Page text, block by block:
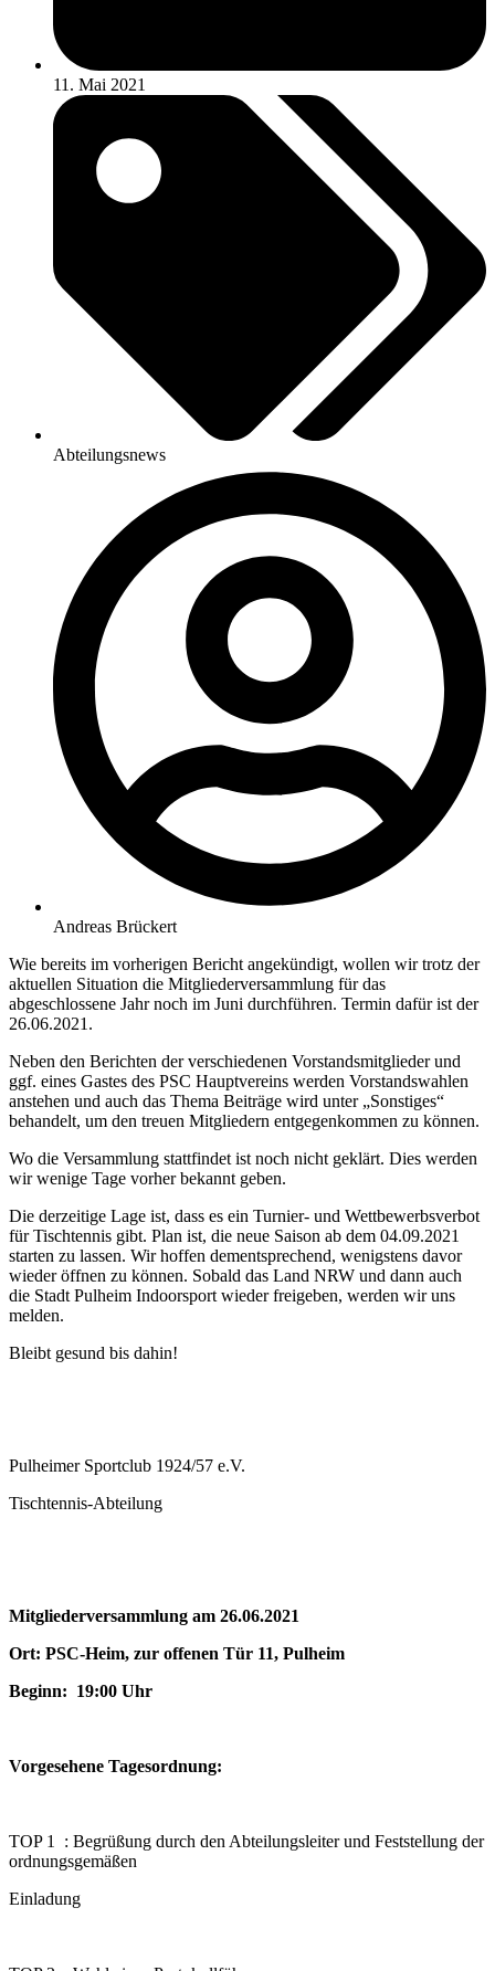
11. Mai 2021
Abteilungsnews
Andreas Brückert
Wie bereits im vorherigen Bericht angekündigt, wollen wir trotz der
aktuellen Situation die Mitgliederversammlung für das
abgeschlossene Jahr noch im Juni durchführen. Termin dafür ist der
26.06.2021.
Neben den Berichten der verschiedenen Vorstandsmitglieder und
ggf. eines Gastes des PSC Hauptvereins werden Vorstandswahlen
anstehen und auch das Thema Beiträge wird unter „Sonstiges“
behandelt, um den treuen Mitgliedern entgegenkommen zu können.
Wo die Versammlung stattfindet ist noch nicht geklärt. Dies werden
wir wenige Tage vorher bekannt geben.
Die derzeitige Lage ist, dass es ein Turnier- und Wettbewerbsverbot
für Tischtennis gibt. Plan ist, die neue Saison ab dem 04.09.2021
starten zu lassen. Wir hoffen dementsprechend, wenigstens davor
wieder öffnen zu können. Sobald das Land NRW und dann auch
die Stadt Pulheim Indoorsport wieder freigeben, werden wir uns
melden.
Bleibt gesund bis dahin!
Pulheimer Sportclub 1924/57 e.V.
Tischtennis-Abteilung
Mitgliederversammlung am 26.06.2021
Ort: PSC-Heim, zur offenen Tür 11, Pulheim
Beginn: 19:00 Uhr
Vorgesehene Tagesordnung:
TOP 1 : Begrüßung durch den Abteilungsleiter und Feststellung der
ordnungsgemäßen
Einladung